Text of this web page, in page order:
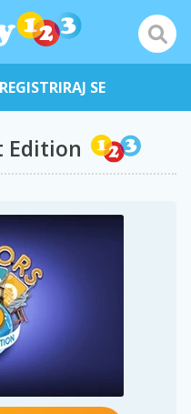
REGISTRIRAJ SE
Edition